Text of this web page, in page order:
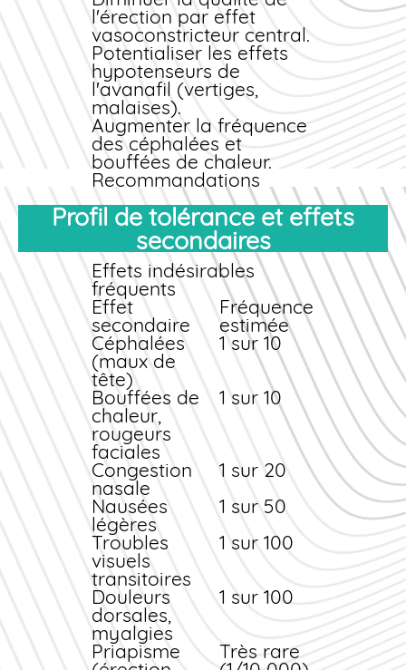
l'érection par effet
vasoconstricteur central.
Potentialiser les effets
hypotenseurs de
l'avanafil (vertiges,
malaises).
Augmenter la fréquence
des céphalées et
bouffées de chaleur.
Recommandations
Limitez votre
consommation
d'alcool à 2 unités
maximum lors de la
prise d'Avana. Évitez
les spiritueux forts et
privilégiez une
hydratation suffisante.
Si vous ressentez des
vertiges ou une baisse
de tension, allongez-
vous et consultez
rapidement un
médecin si les
symptômes persistent.
Profil de tolérance et effets
secondaires
Effets indésirables
fréquents
Effet
secondaire
Fréquence
estimée
Céphalées
(maux de
tête)
1 sur 10
Bouffées de
chaleur,
rougeurs
faciales
1 sur 10
Congestion
nasale
1 sur 20
Nausées
légères
1 sur 50
Troubles
visuels
transitoires
1 sur 100
Douleurs
dorsales,
myalgies
1 sur 100
Priapisme Très rare